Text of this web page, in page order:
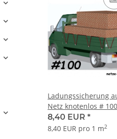
Ladungssicherung
Netz knotenlos #
Maschenweite Ø 5
Garnstärke
8,40 EUR *
8,40 EUR pro 1 m2